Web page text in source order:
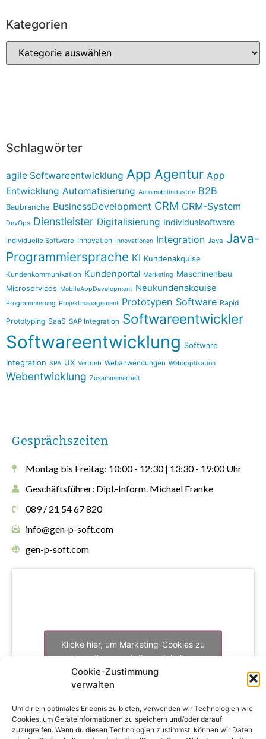
Cookie-Zustimmung
verwalten
Um dir ein optimales Erlebnis zu bieten, verwenden wir Technologien wie
Cookies, um Geräteinformationen zu speichern und/oder darauf
zuzugreifen. Wenn du diesen Technologien zustimmst, können wir Daten
Kategorien
Schlagwörter
agile Softwareentwicklung App Agentur App
Entwicklung Automatisierung Automobilindustrie B2B
Baubranche BusinessDevelopment CRM CRM-System
DevOps Dienstleister Digitalisierung Individualsoftware
individuelle Software Innovation Innovationen Integration Java Java-
Programmiersprache KI Kundenakquise
Kundenkommunikation Kundenportal Marketing Maschinenbau
Microservices MobileAppDevelopment Neukundenakquise
Programmierung Projektmanagement Prototypen Software Rapid
Prototyping SaaS SAP Integration Softwareentwickler
Softwareentwicklung Software
Integration SPA UX Vertrieb Webanwendungen Webapplikation
Webentwicklung Zusammenarbeit
Gesprächszeiten
Montag bis Freitag: 10:00 - 12:30 | 13:30 - 19:00 Uhr
Geschäftsführer: Dipl.-Inform. Michael Franke
089 / 21 54 67 820
info@gen-p-soft.com
gen-p-soft.com
Klicke hier, um Marketing-Cookies zu
akzeptieren und diesen Inhalt zu
aktivieren